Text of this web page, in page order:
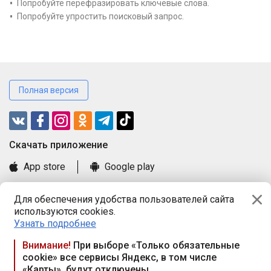
Для обеспечения удобства пользователей сайта
используются cookies.
Узнать подробнее
Внимание! При выборе «Только обязательные
cookie» все сервисы Яндекс, в том числе
Попробуйте перефразировать ключевые слова.
Попробуйте упростить поисковый запрос.
Полная версия
Cкачать приложение
App store
Google play
Книга замечаний и предложений
Правила и документы
Praca.by © 2000—2026, ООО «ПРАЦА БАЙ»
Республика Беларусь, 220114, г. Минск, пр-т Независимости
117а, пом. № 9.